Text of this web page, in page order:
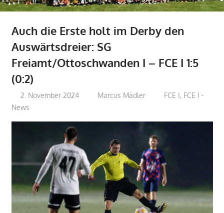
Auch die Erste holt im Derby den
Auswärtsdreier: SG
Freiamt/Ottoschwanden I – FCE I 1:5
(0:2)
2. November 2024 Marcus Mädler FCE I, FCE I -
News